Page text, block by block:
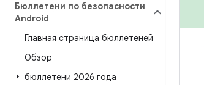
Бюллетени по безопасности
Android
Главная страница бюллетеней
Обзор
бюллетени 2026 года